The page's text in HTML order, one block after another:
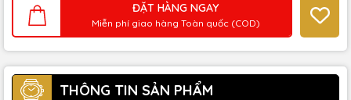
ĐẶT HÀNG NGAY
Miễn phí giao hàng Toàn quốc (COD)
THÔNG TIN SẢN PHẨM